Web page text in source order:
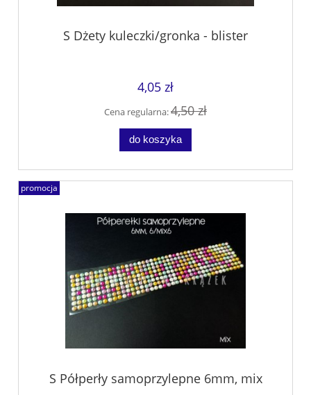
S Dżety kuleczki/gronka - blister
4,05 zł
Cena regularna:4,50 zł
do koszyka
S Półperły samoprzylepne 6mm, mix
promocja